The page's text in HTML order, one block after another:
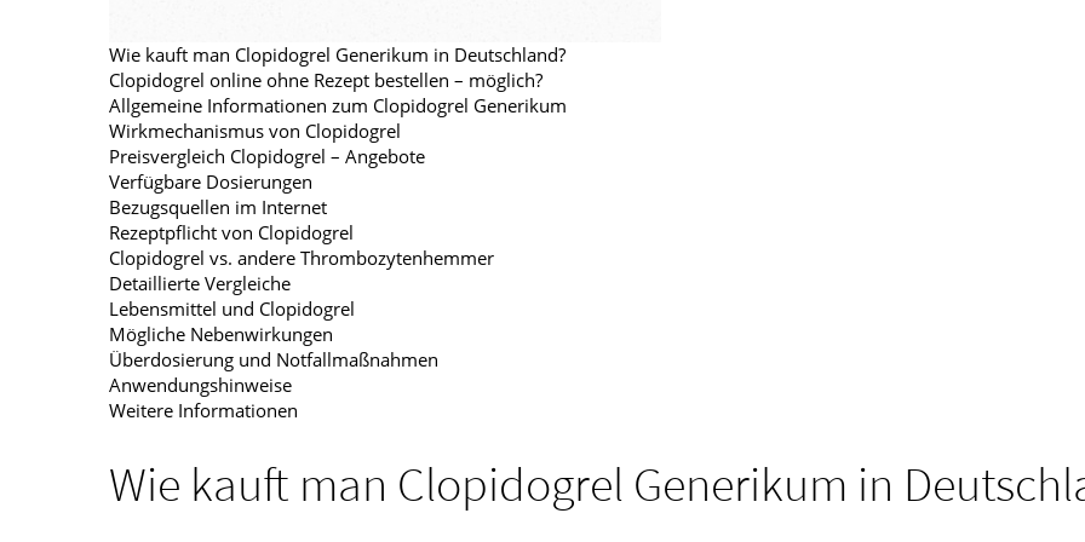
Wie kauft man Clopidogrel Generikum in Deutschland?
Clopidogrel online ohne Rezept bestellen – möglich?
Allgemeine Informationen zum Clopidogrel Generikum
Wirkmechanismus von Clopidogrel
Preisvergleich Clopidogrel – Angebote
Verfügbare Dosierungen
Bezugsquellen im Internet
Rezeptpflicht von Clopidogrel
Clopidogrel vs. andere Thrombozytenhemmer
Detaillierte Vergleiche
Lebensmittel und Clopidogrel
Mögliche Nebenwirkungen
Überdosierung und Notfallmaßnahmen
Anwendungshinweise
Weitere Informationen
Wie kauft man Clopidogrel Generikum in